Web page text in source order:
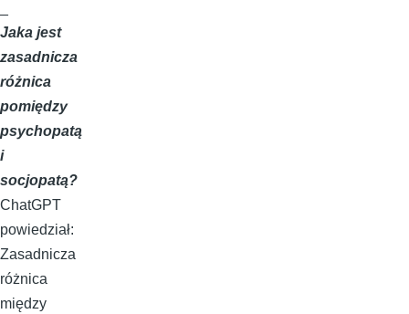
Jaka jest
zasadnicza
różnica
pomiędzy
psychopatą
i
socjopatą?
ChatGPT
powiedział:
Zasadnicza
różnica
między